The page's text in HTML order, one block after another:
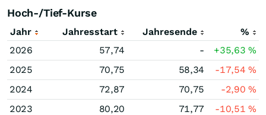
Hoch-/Tief-Kurse
Jahr Jahresstart Jahresende
%
2026
57,74 - +35,63%
2025
70,75 58,34 -17,54%
2024
72,87 70,75 -2,90%
2023
80,20 71,77 -10,51%